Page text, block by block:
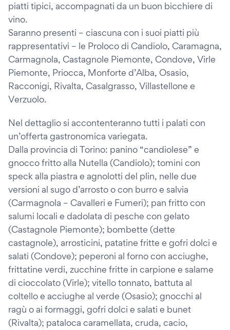
piatti tipici, accompagnati da un buon bicchiere di
vino.
Saranno presenti – ciascuna con i suoi piatti più
rappresentativi – le Proloco di Candiolo, Caramagna,
Carmagnola, Castagnole Piemonte, Condove, Virle
Piemonte, Priocca, Monforte d’Alba, Osasio,
Racconigi, Rivalta, Casalgrasso, Villastellone e
Verzuolo.
Nel dettaglio si accontenteranno tutti i palati con
un’offerta gastronomica variegata.
Dalla provincia di Torino: panino “candiolese” e
gnocco fritto alla Nutella (Candiolo); tomini con
speck alla piastra e agnolotti del plin, nelle due
versioni al sugo d’arrosto o con burro e salvia
(Carmagnola – Cavalleri e Fumeri); pan fritto con
salumi locali e dadolata di pesche con gelato
(Castagnole Piemonte); bombette (dette
castagnole), arrosticini, patatine fritte e gofri dolci e
salati (Condove); peperoni al forno con acciughe,
frittatine verdi, zucchine fritte in carpione e salame
di cioccolato (Virle); vitello tonnato, battuta al
coltello e acciughe al verde (Osasio); gnocchi al
ragù o ai formaggi, gofri dolci e salati e bunet
(Rivalta); pataloca caramellata, cruda, cacio,